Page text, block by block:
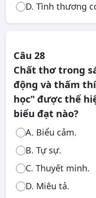
D. Tình thương
Câu 28
Chất thơ trong
động và thấm
học" được thể
biểu đạt nào?
A. Biểu cảm.
B. Tự sự.
C. Thuyết minh.
D. Miêu tả.